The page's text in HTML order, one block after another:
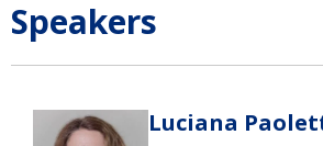
Speakers
Luciana